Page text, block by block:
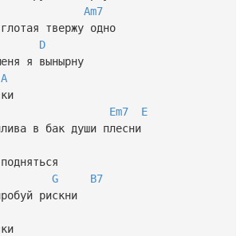
Am7
твержу одно
D
я вынырну
A
Em7
E
в бак души плесни
G
B7
рискни